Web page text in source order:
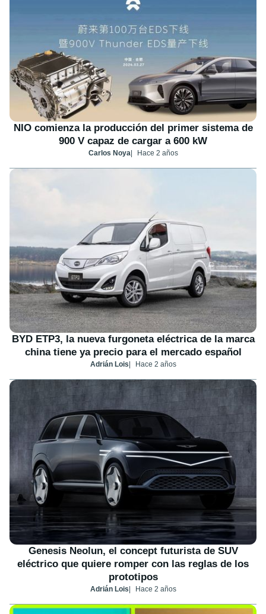
NIO comienza la producción del primer sistema de
900 V capaz de cargar a 600 kW
Carlos Noya Hace 2 años
BYD ETP3, la nueva furgoneta eléctrica de la marca
china tiene ya precio para el mercado español
Adrián Lois Hace 2 años
Genesis Neolun, el concept futurista de SUV
eléctrico que quiere romper con las reglas de los
prototipos
Adrián Lois Hace 2 años